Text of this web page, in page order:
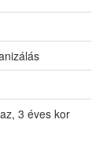
3 éves kor